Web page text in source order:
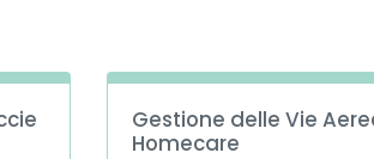
Gestione delle Vie
Homecare